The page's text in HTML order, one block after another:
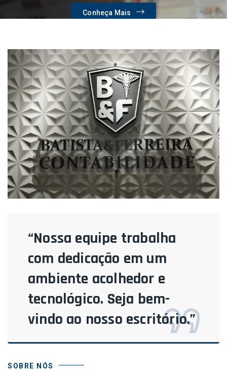
Conheça Mais
“Nossa equipe trabalha
com dedicação em um
ambiente acolhedor e
tecnológico. Seja bem-
vindo ao nosso escritório.”
SOBRE NÓS